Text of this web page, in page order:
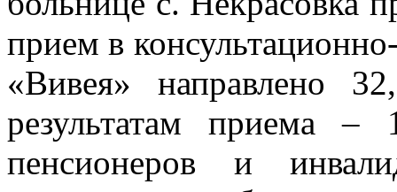
прием в
«Вивея» направлено
результатам приема –
пенсионеров и